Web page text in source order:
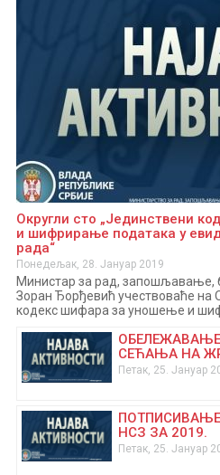
Округли сто „Јединствени
и шифрирање података у
рада“
Понедељак, 28. Јануар 2019
Министар за рад, запошљавање,
Зоран Ђорђевић учествоваће на
кодекс шифара за уношење и
године у Привредној комори
почетком у 10 часова. Поред
делу говориће и руководилац
образовање Мирјана Ковачевић,
СЕЋАЊА НА
Петак, 25. Јануар
НСЗ ЗА 2019.
Петак, 25. Јануар